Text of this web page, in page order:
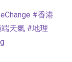
#香港
天氣 #地理